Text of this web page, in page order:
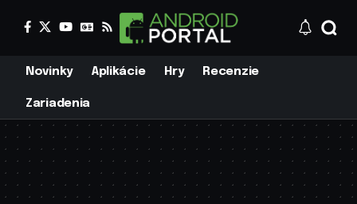
Novinky Aplikácie Hry Recenzie
Zariadenia